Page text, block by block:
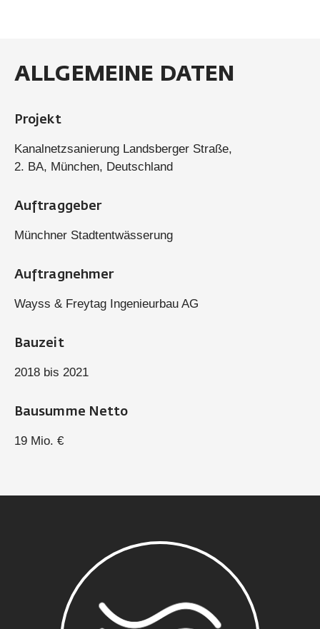
ALLGEMEINE DATEN
Projekt
Kanalnetzsanierung Landsberger Straße,
2. BA, München, Deutschland
Auftraggeber
Münchner Stadtentwässerung
Auftragnehmer
Wayss & Freytag Ingenieurbau AG
Bauzeit
2018 bis 2021
Bausumme Netto
19 Mio. €